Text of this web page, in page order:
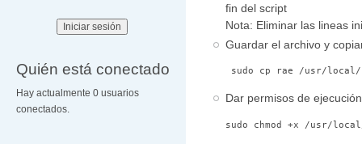
Quién está conectado
Hay actualmente 0 usuarios
conectados.
fin del script
Nota: Eliminar las lineas
Guardar el archivo y
sudo cp rae /usr/
Dar permisos de
sudo chmod +x /usr/